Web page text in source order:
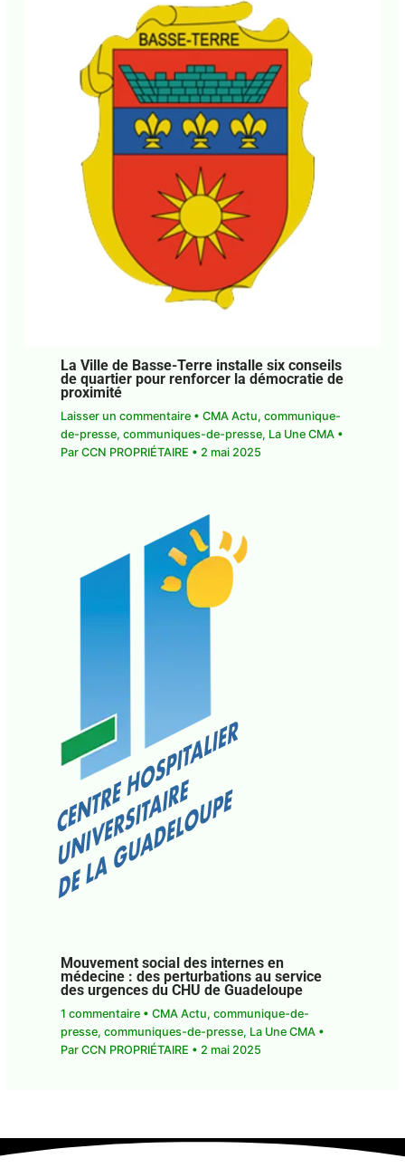
La Ville de Basse-Terre installe six
conseils de quartier pour renforcer la
démocratie de proximité
Laisser un commentaire • CMA Actu,
communique-de-presse,communiques-de-
presse,La Une CMA• Par CCN PROPRIÉTAIRE
Mouvement social des internes en
médecine : des perturbations au service
des urgences du CHU de Guadeloupe
1 commentaire •CMA Actu,communique-de-
presse,communiques-de-presse,La Une CMA